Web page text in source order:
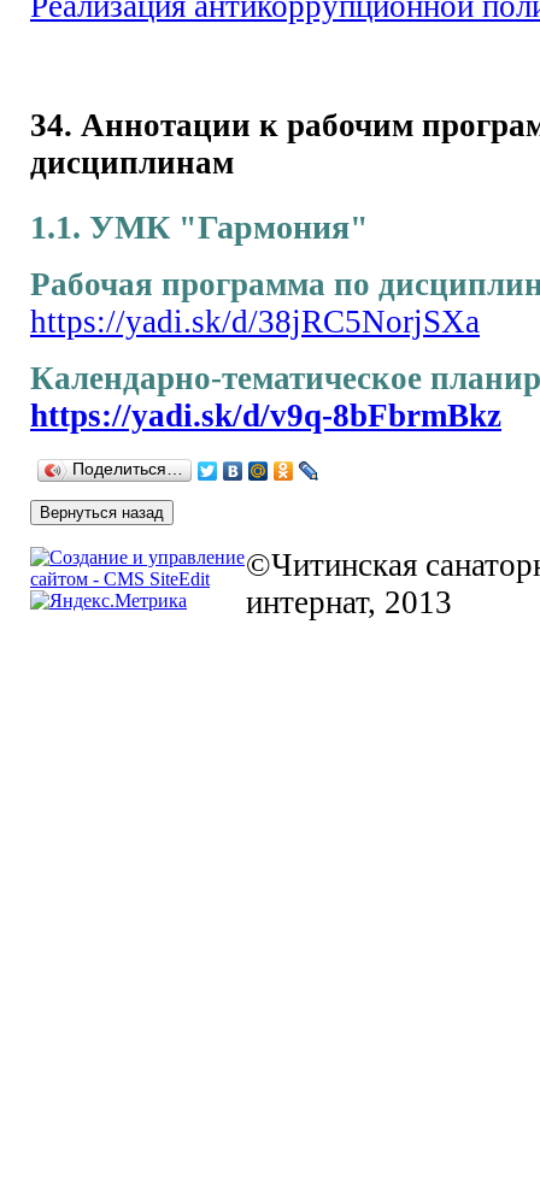
34. Аннотации к рабочим
дисциплинам
1.1. УМК "Гармония"
Рабочая программа по
https://yadi.sk/d/38jRC5NorjSXa
Календарно-тематическое
https://yadi.sk/d/v9q-8bFbrmBkz
Поделиться…
©Читинская
интернат, 2013